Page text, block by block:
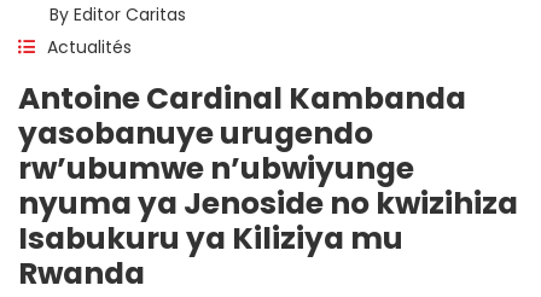
By Editor Caritas
Actualités
Antoine Cardinal Kambanda
yasobanuye urugendo
rw’ubumwe n’ubwiyunge
nyuma ya Jenoside no kwizihiza
Isabukuru ya Kiliziya mu
Rwanda